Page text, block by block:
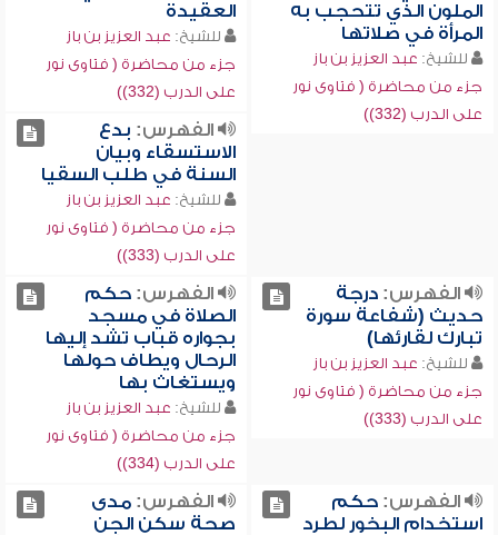
الملون الذي تتحجب به
المرأة في صلاتها
للشيخ: عبد العزيز بن باز
جزء من محاضرة ( فتاوى نور
على الدرب (332))
العقيدة
للشيخ: عبد العزيز بن باز
جزء من محاضرة ( فتاوى نور
على الدرب (332))
الفهرس: بدع
الاستسقاء وبيان
السنة في طلب السقيا
للشيخ: عبد العزيز بن باز
جزء من محاضرة ( فتاوى نور
على الدرب (333))
الفهرس:درجة
حديث (شفاعة سورة
تبارك لقارئها)
للشيخ: عبد العزيز بن باز
جزء من محاضرة ( فتاوى نور
على الدرب (333))
الفهرس:حكم
الصلاة في مسجد
بجواره قباب تشد إليها
الرحال ويطاف حولها
ويستغاث بها
للشيخ: عبد العزيز بن باز
جزء من محاضرة ( فتاوى نور
على الدرب (334))
الفهرس:حكم
استخدام البخور لطرد
الفهرس:مدى
صحة سكن الجن